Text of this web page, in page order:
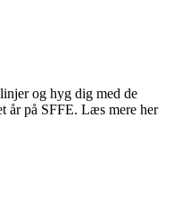
og hyg dig med de
år på SFFE. Læs mere her